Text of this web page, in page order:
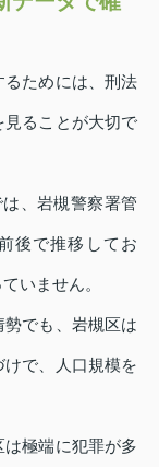
るためには、刑法
ることが大切で
、岩槻警察署管
後で推移してお
いません。
でも、岩槻区は
で、人口規模を
極端に犯罪が多